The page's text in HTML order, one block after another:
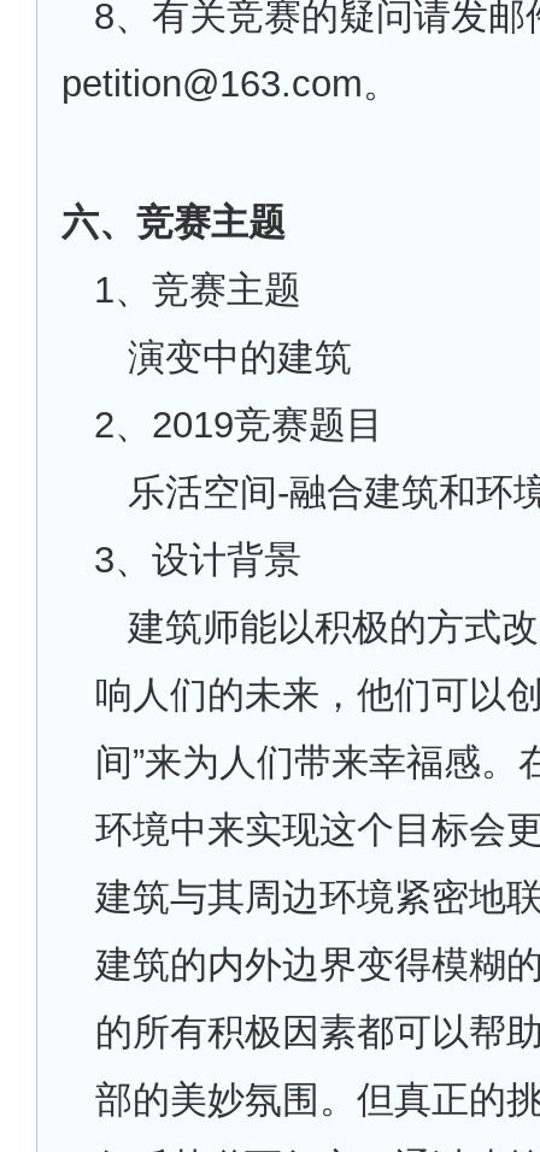
8、有关竞赛的疑问请发邮
petition@163.com。
六、竞赛主题
1、竞赛主题
演变中的建筑
2、2019竞赛题目
乐活空间-融合建筑和环
3、设计背景
建筑师能以积极的方式
响人们的未来，他们可以
间”来为人们带来幸福感。
环境中来实现这个目标会
建筑与其周边环境紧密地
建筑的内外边界变得模糊
的所有积极因素都可以帮
部的美妙氛围。但真正的